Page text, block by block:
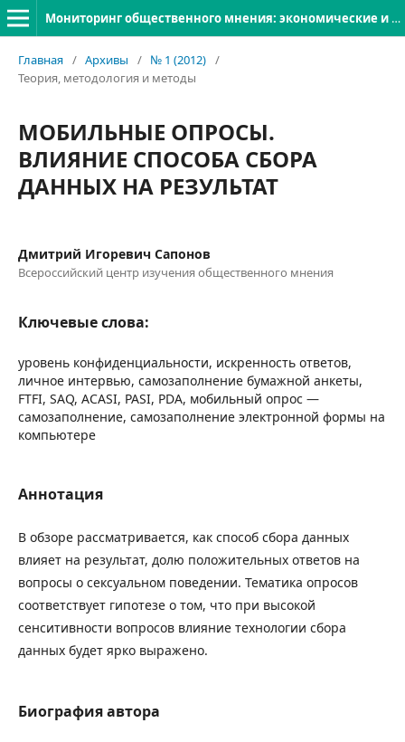
Мониторинг общественного мнения: экономические и социальные перемены
Главная / Архивы / № 1 (2012) /
Теория, методология и методы
МОБИЛЬНЫЕ ОПРОСЫ.
ВЛИЯНИЕ СПОСОБА СБОРА
ДАННЫХ НА РЕЗУЛЬТАТ
Дмитрий Игоревич Сапонов
Всероссийский центр изучения общественного мнения
Ключевые слова:
уровень конфиденциальности, искренность ответов,
личное интервью, самозаполнение бумажной анкеты,
FTFI, SAQ, ACASI, PASI, PDA, мобильный опрос —
самозаполнение, самозаполнение электронной формы на
компьютере
Аннотация
В обзоре рассматривается, как способ сбора данных
влияет на результат, долю положительных ответов на
вопросы о сексуальном поведении. Тематика опросов
соответствует гипотезе о том, что при высокой
сенситивности вопросов влияние технологии сбора
данных будет ярко выражено.
Биография автора